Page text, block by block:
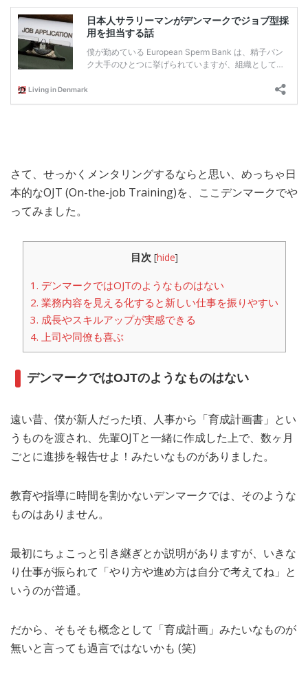
さて、せっかくメンタリングするならと思い、めっちゃ日
本的なOJT (On-the-job Training)を、ここデンマークでや
ってみました。
目次 [hide]
1. デンマークではOJTのようなものはない
2. 業務内容を見える化すると新しい仕事を振りやすい
3. 成長やスキルアップが実感できる
4. 上司や同僚も喜ぶ
デンマークではOJTのようなものはない
遠い昔、僕が新人だった頃、人事から「育成計画書」とい
うものを渡され、先輩OJTと一緒に作成した上で、数ヶ月
ごとに進捗を報告せよ！みたいなものがありました。
教育や指導に時間を割かないデンマークでは、そのような
ものはありません。
最初にちょこっと引き継ぎとか説明がありますが、いきな
り仕事が振られて「やり方や進め方は自分で考えてね」と
いうのが普通。
だから、そもそも概念として「育成計画」みたいなものが
無いと言っても過言ではないかも (笑)